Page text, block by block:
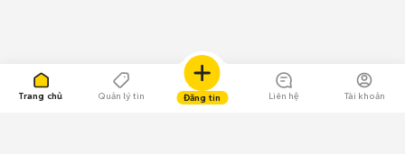
Trang chủ Quản lý tin Đăng tin Liên hệ Tài khoản